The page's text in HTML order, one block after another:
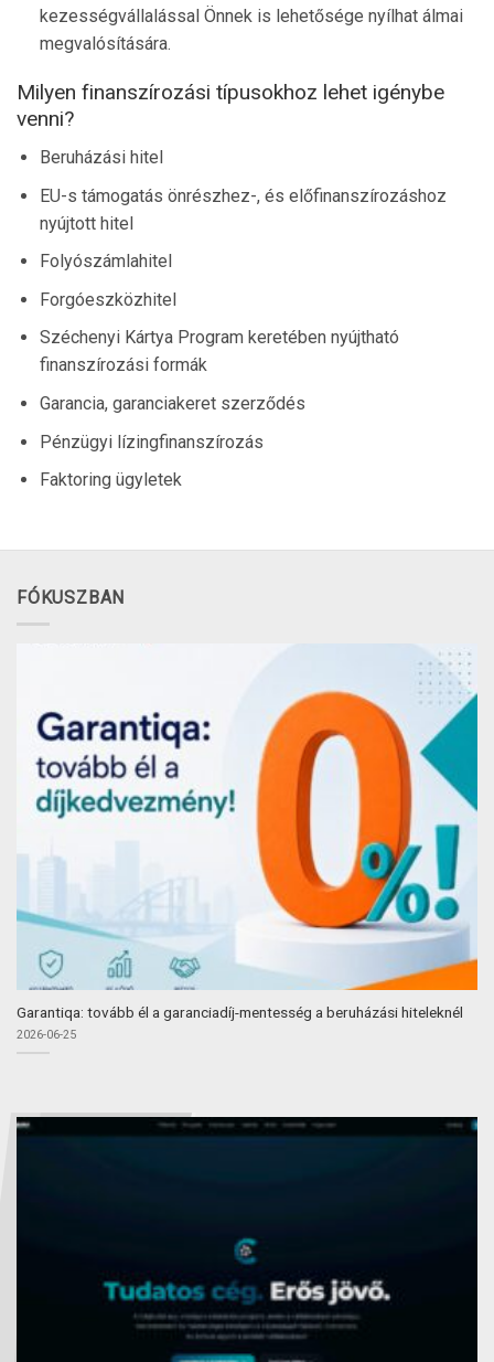
kezességvállalással Önnek is lehetősége nyílhat álmai
megvalósítására.
Milyen finanszírozási típusokhoz lehet igénybe
venni?
Beruházási hitel
EU-s támogatás önrészhez-, és előfinanszírozáshoz
nyújtott hitel
Folyószámlahitel
Forgóeszközhitel
Széchenyi Kártya Program keretében nyújtható
finanszírozási formák
Garancia, garanciakeret szerződés
Pénzügyi lízingfinanszírozás
Faktoring ügyletek
FÓKUSZBAN
Garantiqa: tovább él a garanciadíj-mentesség a beruházási hiteleknél
2026-06-25